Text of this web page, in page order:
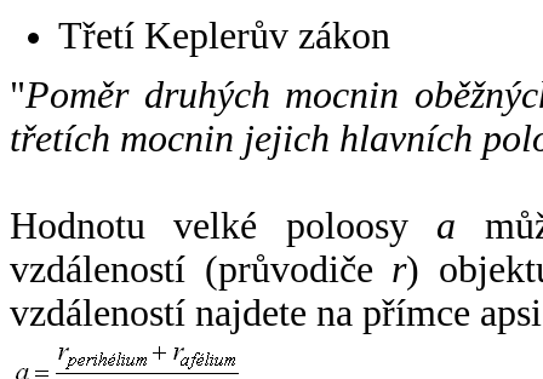
Třetí Keplerův zákon
"Poměr druhých mocnin
třetích mocnin jejich hlavních
Hodnotu velké poloosy a
vzdáleností (průvodiče r)
vzdáleností najdete na přímce